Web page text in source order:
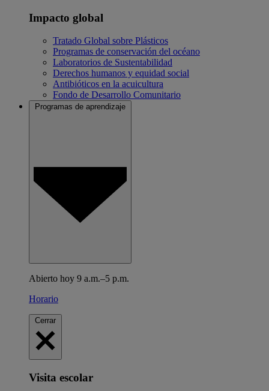
Impacto global
Tratado Global sobre Plásticos
Programas de conservación del océano
Laboratorios de Sustentabilidad
Derechos humanos y equidad social
Antibióticos en la acuicultura
Fondo de Desarrollo Comunitario
Programas de aprendizaje
Abierto hoy 9 a.m.–5 p.m.
Horario
Cerrar
Visita escolar